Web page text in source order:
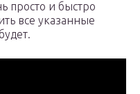
просто и быстро
все указанные